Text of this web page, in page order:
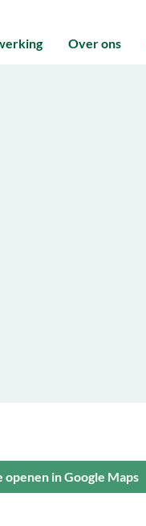
Over ons
openen in Google Maps